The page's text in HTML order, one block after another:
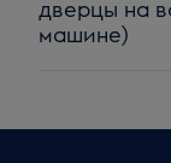
дверцы на
машине)